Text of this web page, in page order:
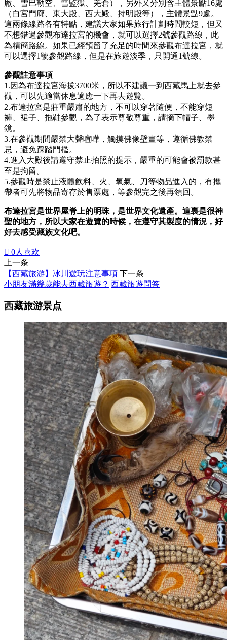
廠、雪巴勒空、雪監獄、羌倉），另外又分別含主體景點16處
（白宮門廊、東大殿、西大殿、持明殿等），主體景點9處。
這兩條線路各有特點，建議大家如果旅行計劃時間較短，但又
不想錯過參觀布達拉宮的機會，就可以選擇2號參觀路線，此
為精簡路線。如果已經預留了充足的時間來參觀布達拉宮，就
可以選擇1號參觀路線，但是在旅遊淡季，只開通1號線。
參觀註意事項
1.因為布達拉宮海拔3700米，所以不建議一到西藏馬上就去參
觀，可以先適當休息適應一下再去遊覽。
2.布達拉宮是莊重嚴肅的地方，不可以穿著隨便，不能穿短
褲、裙子、拖鞋參觀，為了表示尊敬尊重，請摘下帽子、墨
鏡。
3.在參觀期間嚴禁大聲喧嘩，觸摸佛像壁畫等，遵循佛教禁
忌，避免踩踏門檻。
4.進入大殿後請遵守禁止拍照的提示，嚴重的可能會被罰款甚
至是拘留。
5.參觀時是禁止液體飲料、火、氧氣、刀等物品進入的，有攜
帶者可先將物品寄存於售票處，等參觀完之後再領回。
布達拉宮是世界屋脊上的明珠，是世界文化遺產。這裏是很神
聖的地方，所以大家在遊覽的時候，在遵守其製度的情況，好
好去感受藏族文化吧。
 0人喜欢
上一条
【西藏旅游】冰川遊玩注意事項 下一条
小朋友滿幾歲能去西藏旅遊？|西藏旅遊問答
西藏旅游景点